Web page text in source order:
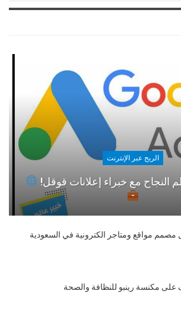
الربح عبر الإنترنت
النجاح مع خبراء إعلانات قوقل!
مواقع ومتاجر الكترونية في السعودية
مكنسة رينبو للنظافة والصحة